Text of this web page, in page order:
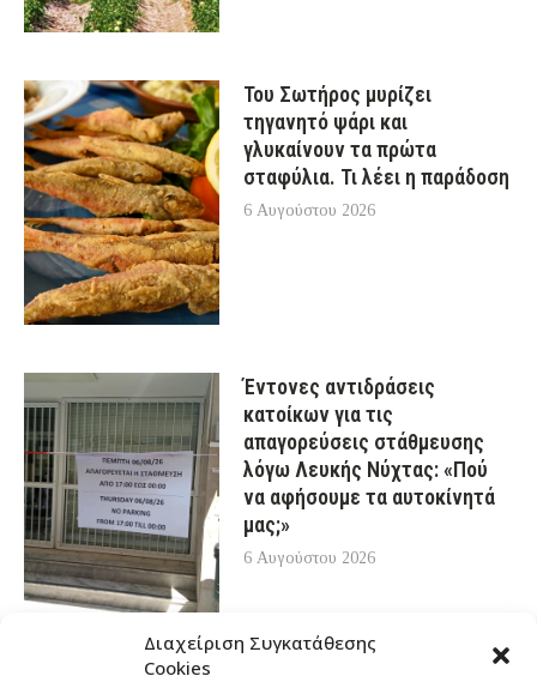
Διαχείριση Συγκατάθεσης
Cookies
Του Σωτήρος μυρίζει
τηγανητό ψάρι και
γλυκαίνουν τα πρώτα
σταφύλια. Τι λέει η παράδοση
6 Αυγούστου 2026
Έντονες αντιδράσεις
κατοίκων για τις
απαγορεύσεις στάθμευσης
λόγω Λευκής Νύχτας: «Πού
να αφήσουμε τα αυτοκίνητά
μας;»
6 Αυγούστου 2026